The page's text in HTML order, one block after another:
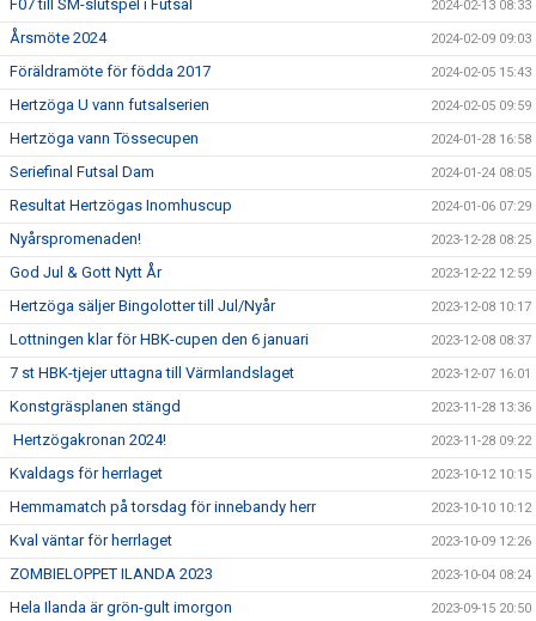
F07 till SM-slutspel i Futsal 2024-02-13 08:33
Årsmöte 2024 2024-02-09 09:03
Föräldramöte för födda 2017 2024-02-05 15:43
Hertzöga U vann futsalserien 2024-02-05 09:59
Hertzöga vann Tössecupen 2024-01-28 16:58
Seriefinal Futsal Dam 2024-01-24 08:05
Resultat Hertzögas Inomhuscup 2024-01-06 07:29
Nyårspromenaden! 2023-12-28 08:25
God Jul & Gott Nytt År 2023-12-22 12:59
Hertzöga säljer Bingolotter till Jul/Nyår 2023-12-08 10:17
Lottningen klar för HBK-cupen den 6 januari 2023-12-08 08:37
7 st HBK-tjejer uttagna till Värmlandslaget 2023-12-07 16:01
Konstgräsplanen stängd 2023-11-28 13:36
Hertzögakronan 2024! 2023-11-28 09:22
Kvaldags för herrlaget 2023-10-12 10:15
Hemmamatch på torsdag för innebandy herr 2023-10-10 10:12
Kval väntar för herrlaget 2023-10-09 12:26
ZOMBIELOPPET ILANDA 2023 2023-10-04 08:24
Hela Ilanda är grön-gult imorgon 2023-09-15 20:50